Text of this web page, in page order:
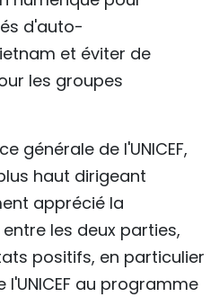
d'auto-
et éviter de
les groupes
générale de l'UNICEF,
haut dirigeant
apprécié la
les deux parties,
positifs, en particulier
au programme